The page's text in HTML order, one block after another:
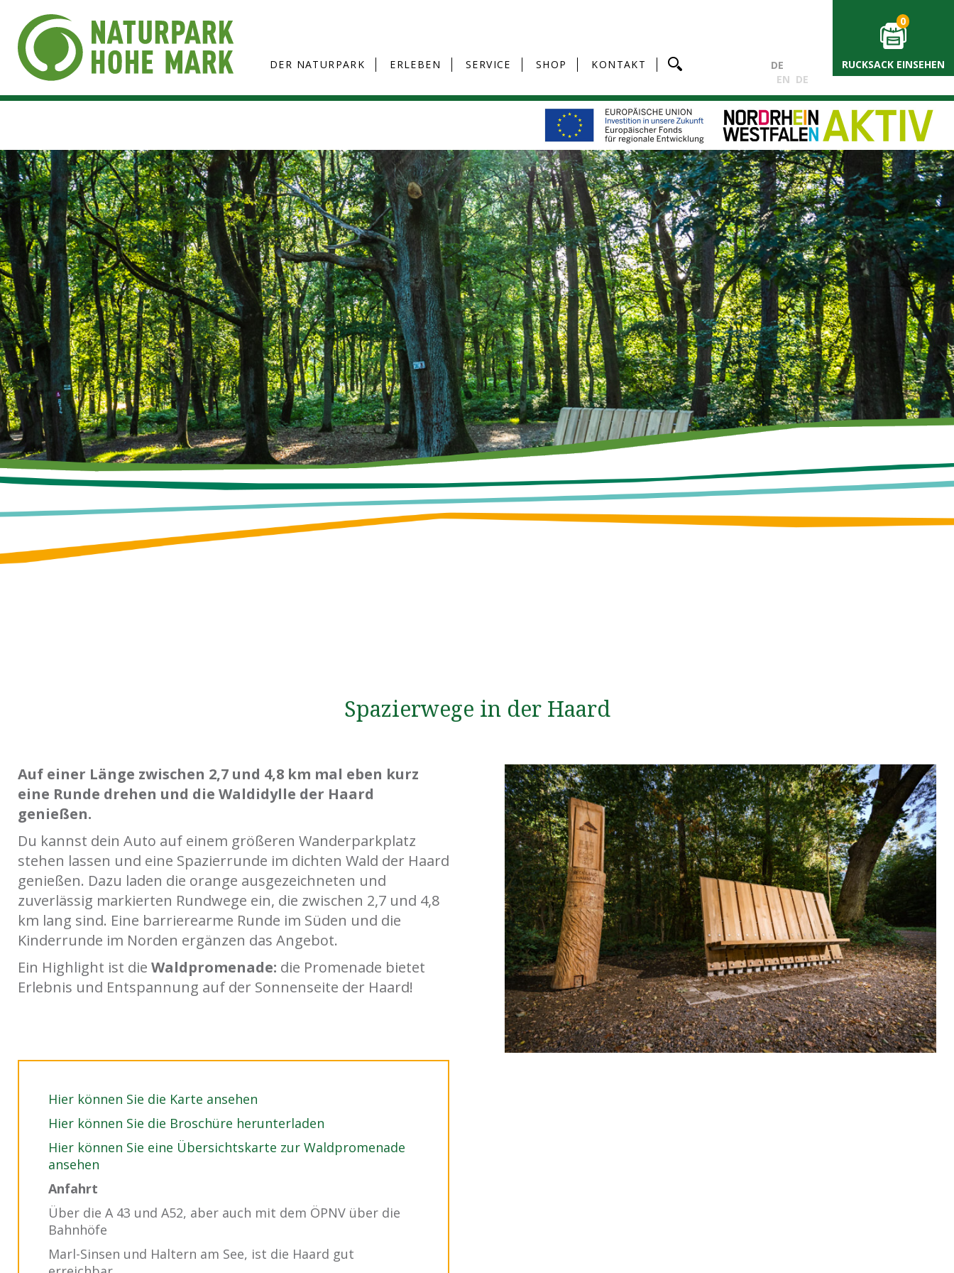
DER NATURPARK ERLEBEN SERVICE SHOP KONTAKT
0
RUCKSACK EINSEHEN
DE
EN DE
Spazierwege in der Haard
Auf einer Länge zwischen 2,7 und 4,8 km mal eben kurz
eine Runde drehen und die Waldidylle der Haard
genießen.
Du kannst dein Auto auf einem größeren Wanderparkplatz
stehen lassen und eine Spazierrunde im dichten Wald der Haard
genießen. Dazu laden die orange ausgezeichneten und
zuverlässig markierten Rundwege ein, die zwischen 2,7 und 4,8
km lang sind. Eine barrierearme Runde im Süden und die
Kinderrunde im Norden ergänzen das Angebot.
Ein Highlight ist die Waldpromenade: die Promenade bietet
Erlebnis und Entspannung auf der Sonnenseite der Haard!
Hier können Sie die Karte ansehen
Hier können Sie die Broschüre herunterladen
Hier können Sie eine Übersichtskarte zur Waldpromenade
ansehen
Anfahrt
Über die A 43 und A52, aber auch mit dem ÖPNV über die
Bahnhöfe
Marl-Sinsen und Haltern am See, ist die Haard gut